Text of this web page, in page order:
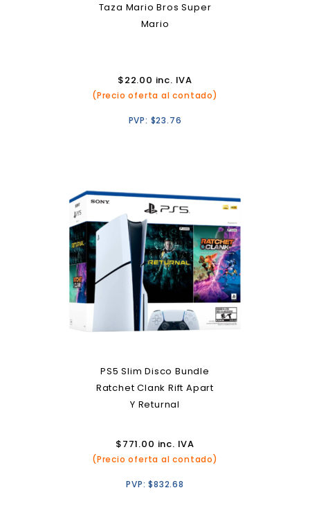
Taza Mario Bros Super
Mario
$22.00 inc. IVA
(Precio oferta al contado)
PVP: $23.76
PS5 Slim Disco Bundle
Ratchet Clank Rift Apart
Y Returnal
$771.00 inc. IVA
(Precio oferta al contado)
PVP:$832.68